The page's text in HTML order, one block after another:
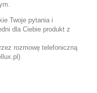
Twoje pytania i
dla Ciebie produkt z
rozmowę telefoniczną